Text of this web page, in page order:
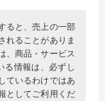
ると、売上の一部
れることがありま
、商品・サービス
情報は、必ずし
ているわけではあ
としてご利用くだ